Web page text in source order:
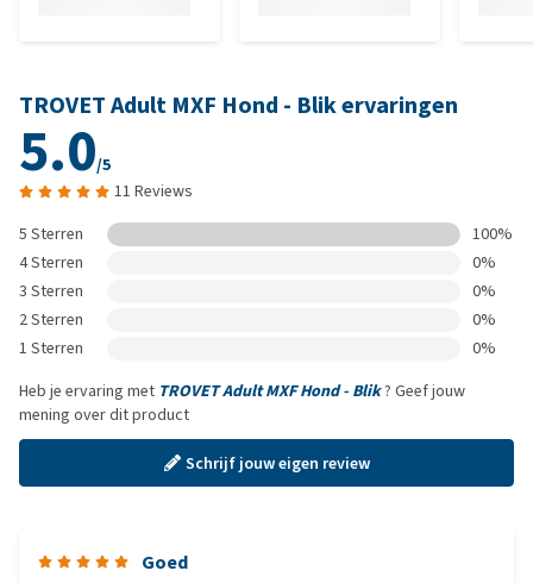
TROVET Adult MXF Hond - Blik ervaringen
5.0/5
11 Reviews
5 Sterren
100%
4 Sterren
0%
3 Sterren
0%
2 Sterren
0%
1 Sterren
0%
Heb je ervaring met TROVET Adult MXF Hond - Blik? Geef jouw
mening over dit product
Schrijf jouw eigen review
Goed